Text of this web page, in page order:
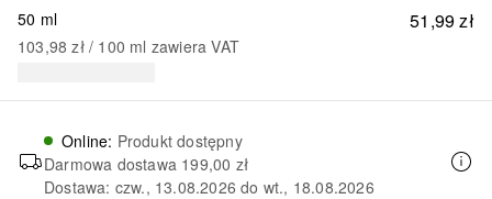
51,99 zł
50 ml
103,98 zł / 100 ml zawiera VAT
Online: Produkt dostępny
Darmowa dostawa 199,00 zł
Dostawa: czw., 13.08.2026 do wt., 18.08.2026